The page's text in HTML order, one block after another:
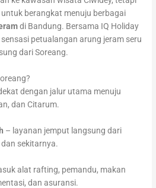
berangkat menuju berbagai
di Bandung. Bersama IQ Holiday
petualangan arung jeram seru
dari Soreang.
dengan jalur utama menuju
dan Citarum.
– layanan jemput langsung dari
sekitarnya.
alat rafting, pemandu, makan
dan asuransi.